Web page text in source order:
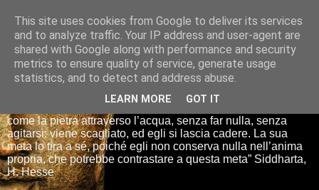
Io sono il mio Buddha
“Se tu getti una pietra nell’acqua, essa si affretta per la via
più breve fino al fondo. E così è Siddharta, quando ha una
meta, un proposito. Siddharta non fa nulla. Siddharta pensa,
come la pietra attraverso l’acqua, senza far nulla, senza
agitarsi: viene scagliato, ed egli si lascia cadere. La sua
meta lo tira a sé, poiché egli non conserva nulla nell’anima
propria, che potrebbe contrastare a questa meta” Siddharta,
H. Hesse
This site uses cookies from Google to deliver its services
and to analyze traffic. Your IP address and user-agent are
shared with Google along with performance and security
metrics to ensure quality of service, generate usage
statistics, and to detect and address abuse.
LEARN MORE GOT IT